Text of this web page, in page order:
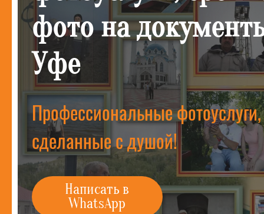
фото на
Уфе
Профессиональные фотоуслуги,
сделанные с душой!
Написать в
WhatsApp